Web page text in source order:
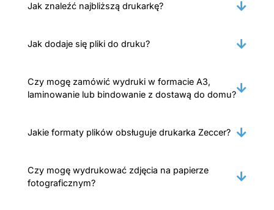
Jak znaleźć najbliższą drukarkę?
Jak dodaje się pliki do druku?
Czy mogę zamówić wydruki w formacie A3,
laminowanie lub bindowanie z dostawą do domu?
Jakie formaty plików obsługuje drukarka Zeccer?
Czy mogę wydrukować zdjęcia na papierze
fotograficznym?